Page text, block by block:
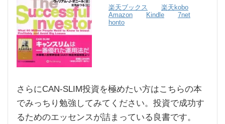
楽天ブックス
楽天kobo
Amazon
Kindle
7net
honto
さらにCAN-SLIM投資を極めたい方はこちらの本
でみっちり勉強してみてください。投資で成功す
るためのエッセンスが詰まっている良書です。